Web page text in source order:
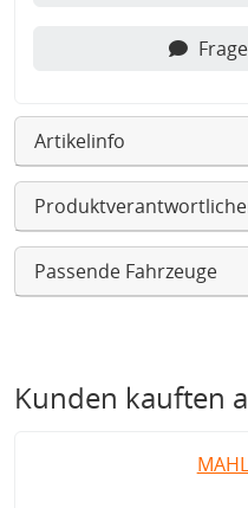
Artikelinfo
Passende Fahrzeuge
Kunden kauften